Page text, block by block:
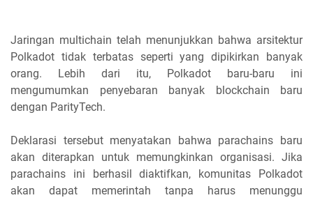
Jaringan multichain telah menunjukkan bahwa arsitektur
Polkadot tidak terbatas seperti yang dipikirkan banyak
orang. Lebih dari itu, Polkadot baru-baru ini
mengumumkan penyebaran banyak blockchain baru
dengan ParityTech.
Deklarasi tersebut menyatakan bahwa parachains baru
akan diterapkan untuk memungkinkan organisasi. Jika
parachains ini berhasil diaktifkan, komunitas Polkadot
akan dapat memerintah tanpa harus menunggu